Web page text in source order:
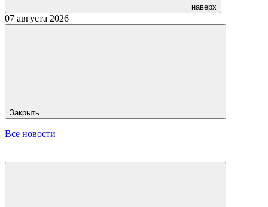
наверх
07 августа 2026
Закрыть
Все новости